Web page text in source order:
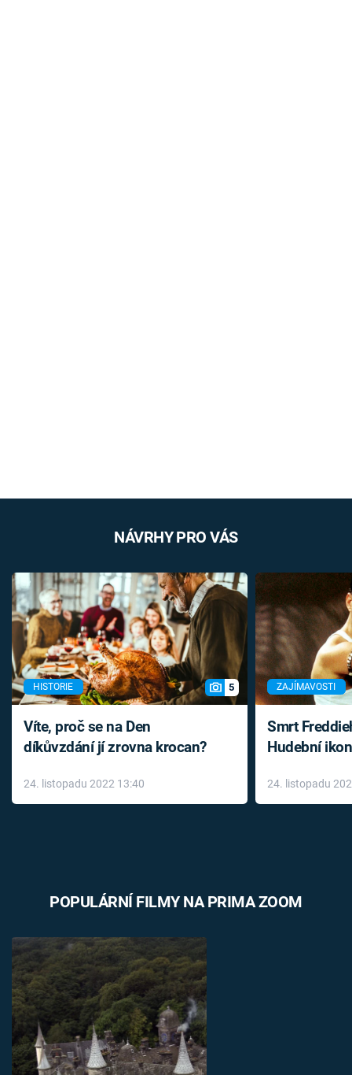
NÁVRHY PRO VÁS
HISTORIE 5
Víte, proč se na Den
díkůvzdání jí zrovna krocan?
24. listopadu 2022 13:40
ZAJÍMAVOSTI
Smrt
Hudební
léky
24. listopadu
POPULÁRNÍ FILMY NA PRIMA ZOOM